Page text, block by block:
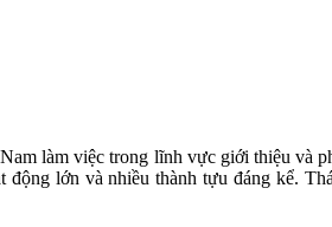
làm việc trong lĩnh vực giới thiệu
lớn và nhiều thành tựu đáng kể.